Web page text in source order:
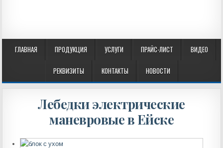
ГЛАВНАЯ ПРОДУКЦИЯ УСЛУГИ ПРАЙС-ЛИСТ ВИДЕО
РЕКВИЗИТЫ КОНТАКТЫ НОВОСТИ
Лебедки электрические
маневровые в Ейске